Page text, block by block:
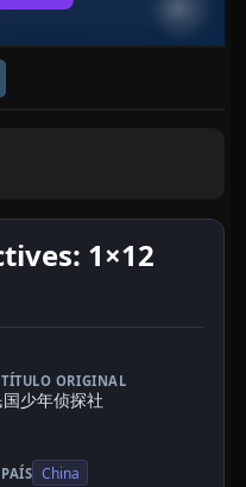
1×12
TÍTULO ORIGINAL
国少年侦探社
PAÍS China